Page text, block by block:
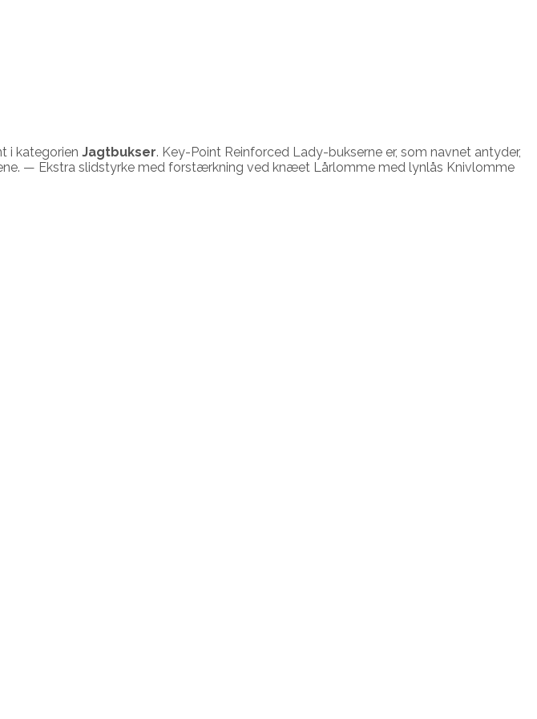
i kategorien Jagtbukser. Key-Point Reinforced Lady-bukserne er, som navnet antyder,
— Ekstra slidstyrke med forstærkning ved knæet Lårlomme med lynlås Knivlomme